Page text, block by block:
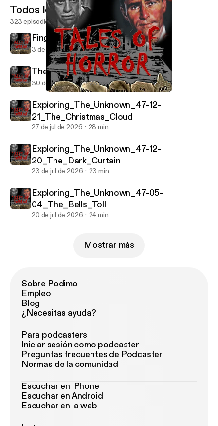
Tales of Horror Podcast
Todos los episodios
323 episodios
Fingers_and_a_Thumb
3 de ago de 2026 27 min
The_Haunted_Crossroad
30 de jul de 2026 23 min
Exploring_The_Unknown_47-12-
21_The_Christmas_Cloud
27 de jul de 2026 28 min
Exploring_The_Unknown_47-12-
20_The_Dark_Curtain
23 de jul de 2026 23 min
Exploring_The_Unknown_47-05-
04_The_Bells_Toll
20 de jul de 2026 24 min
Mostrar más
Sobre Podimo
Empleo
Blog
¿Necesitas ayuda?
Para podcasters
Iniciar sesión como podcaster
Preguntas frecuentes de Podcaster
Normas de la comunidad
Escuchar en iPhone
Escuchar en Android
Escuchar en la web